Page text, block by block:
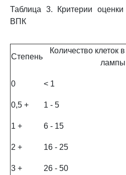
Таблица 3. Критерии
ВПК
Степень
Количество клеток
0 < 1
0,5 + 1 - 5
1 + 6 - 15
2 + 16 - 25
3 + 26 - 50